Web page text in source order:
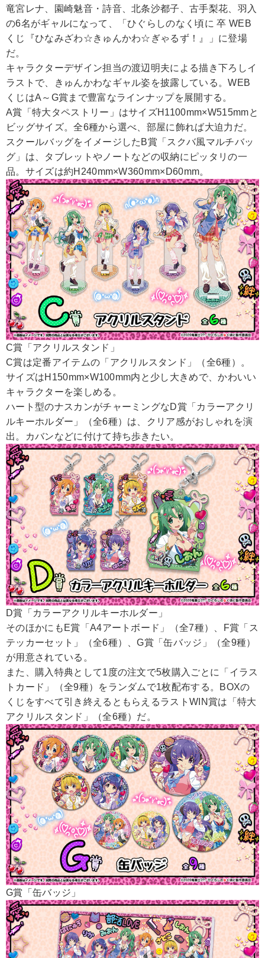
竜宮レナ、園崎魅音・詩音、北条沙都子、古手梨花、羽入
の6名がギャルになって、「ひぐらしのなく頃に 卒 WEB
くじ『ひなみざわ☆きゅんかわ☆ぎゃるず！』」に登場
だ。
キャラクターデザイン担当の渡辺明夫による描き下ろしイ
ラストで、きゅんかわなギャル姿を披露している。WEB
くじはA～G賞まで豊富なラインナップを展開する。
A賞「特大タペストリー」はサイズH1100mm×W515mmと
ビッグサイズ。全6種から選べ、部屋に飾れば大迫力だ。
スクールバッグをイメージしたB賞「スクバ風マルチバッ
グ」は、タブレットやノートなどの収納にピッタリの一
品。サイズは約H240mm×W360mm×D60mm。
C賞「アクリルスタンド」
C賞は定番アイテムの「アクリルスタンド」（全6種）。
サイズはH150mm×W100mm内と少し大きめで、かわいい
キャラクターを楽しめる。
ハート型のナスカンがチャーミングなD賞「カラーアクリ
ルキーホルダー」（全6種）は、クリア感がおしゃれを演
出。カバンなどに付けて持ち歩きたい。
D賞「カラーアクリルキーホルダー」
そのほかにもE賞「A4アートボード」（全7種）、F賞「ス
テッカーセット」（全6種）、G賞「缶バッジ」（全9種）
が用意されている。
また、購入特典として1度の注文で5枚購入ごとに「イラス
トカード」（全9種）をランダムで1枚配布する。BOXの
くじをすべて引き終えるともらえるラストWIN賞は「特大
アクリルスタンド」（全6種）だ。
G賞「缶バッジ」